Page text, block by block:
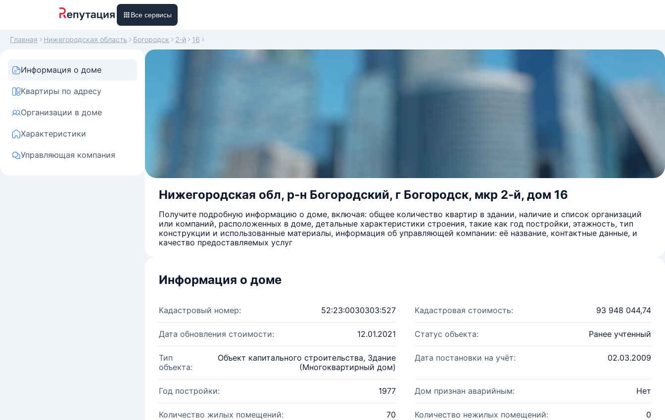
Все сервисы
Главная Нижегородская область Богородск 2-й 16
Информация о доме
Квартиры по адресу
Организации в доме
Характеристики
Управляющая компания
Нижегородская обл, р-н Богородский, г Богородск, мкр 2-й, дом 16
Получите подробную информацию о доме, включая: общее количество квартир в здании, наличие и список организаций
или компаний, расположенных в доме, детальные характеристики строения, такие как год постройки, этажность, тип
конструкции и использованные материалы, информация об управляющей компании: её название, контактные данные, и
качество предоставляемых услуг
Информация о доме
Кадастровый номер: 52:23:0030303:527 Кадастровая стоимость: 93 948 044,74
Дата обновления стоимости: 12.01.2021 Статус объекта: Ранее учтенный
Тип
объекта:
Объект капитального строительства, Здание
(Многоквартирный дом)
Дата постановки на учёт: 02.03.2009
Год постройки: 1977 Дом признан аварийным: Нет
Количество жилых помещений: 70 Количество нежилых помещений: 0